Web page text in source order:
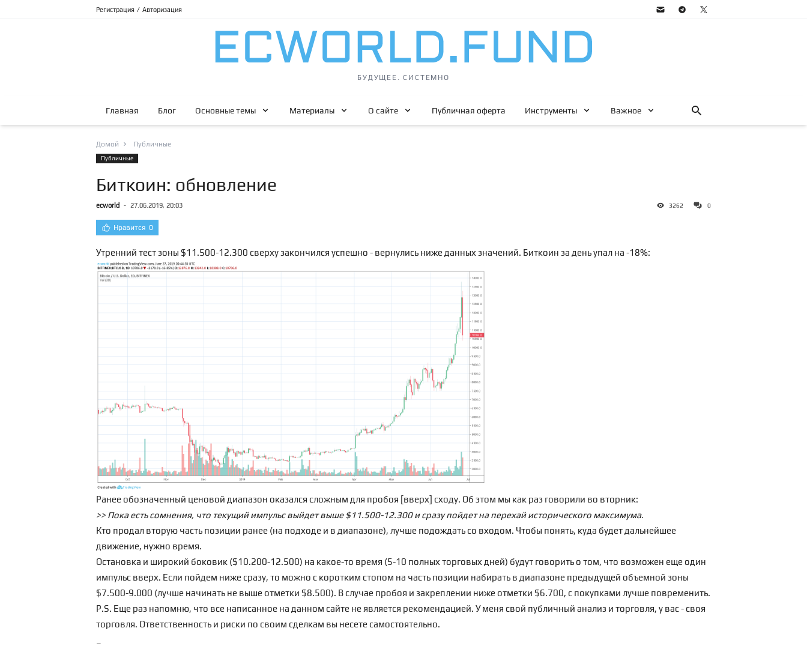
Регистрация / Авторизация
БУДУЩЕЕ. СИСТЕМНО
Главная Блог Основные темы Материалы О сайте Публичная оферта Инструменты Важное
Домой Публичные
Публичные
Биткоин: обновление
ecworld - 27.06.2019, 20:03 3262 0
Нравится 0
Утренний тест зоны $11.500-12.300 сверху закончился успешно - вернулись ниже данных значений. Биткоин за день упал на -18%:
Ранее обозначенный ценовой диапазон оказался сложным для пробоя [вверх] сходу. Об этом мы как раз говорили во вторник:
>> Пока есть сомнения, что текущий импульс выйдет выше $11.500-12.300 и сразу пойдет на перехай исторического максимума.
Кто продал вторую часть позиции ранее (на подходе и в диапазоне), лучше подождать со входом. Чтобы понять, куда будет дальнейшее
движение, нужно время.
Остановка и широкий боковик ($10.200-12.500) на какое-то время (5-10 полных торговых дней) будут говорить о том, что возможен еще один
импульс вверх. Если пойдем ниже сразу, то можно с коротким стопом на часть позиции набирать в диапазоне предыдущей объемной зоны
$7.500-9.000 (лучше начинать не выше отметки $8.500). В случае пробоя и закреплении ниже отметки $6.700, с покупками лучше повременить.
P.S. Еще раз напомню, что все написанное на данном сайте не является рекомендацией. У меня свой публичный анализ и торговля, у вас - своя
торговля. Ответственность и риски по своим сделкам вы несете самостоятельно.